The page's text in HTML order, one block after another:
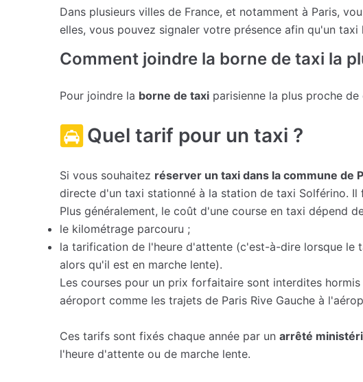
Dans plusieurs villes de France, et notamment à Paris,
elles, vous pouvez signaler votre présence afin qu'un
Comment joindre la borne de taxi la
Pour joindre la borne de taxi parisienne la plus proche
Quel tarif pour un taxi ?
Si vous souhaitez réserver un taxi dans la commune de
directe d'un taxi stationné à la station de taxi Solférino.
Plus généralement, le coût d'une course en taxi dépend
le kilométrage parcouru ;
la tarification de l'heure d'attente (c'est-à-dire lorsque le
alors qu'il est en marche lente).
Les courses pour un prix forfaitaire sont interdites
aéroport comme les trajets de Paris Rive Gauche à
Ces tarifs sont fixés chaque année par un arrêté
l'heure d'attente ou de marche lente.